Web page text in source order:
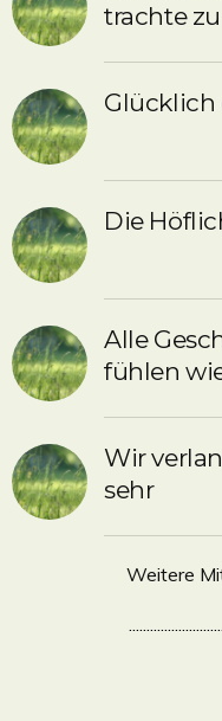
trachte
Glücklich
Die
Alle
fühlen
Wir
sehr
Weitere